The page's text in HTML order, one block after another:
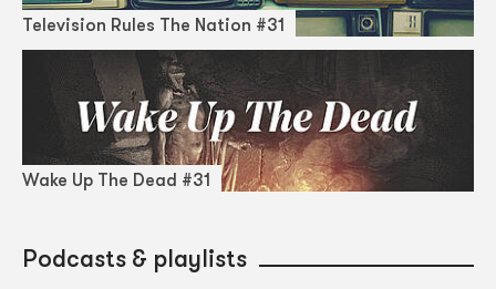
Television Rules The Nation #31
Wake Up The Dead #31
Podcasts & playlists